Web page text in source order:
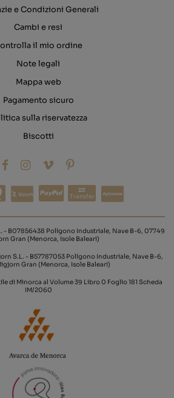
e Condizioni Generali
Cambi e resi
il mio ordine
Note legali
Mappa web
Pagamento sicuro
sulla riservatezza
Biscotti
Transfer
- B07856438 Polígono Industriale, Nave B-6, 07749
Gran (Menorca, Isole Baleari)
S.L. - B57787053 Polígono Industriale, Nave B-6,
Gran (Menorca, Isole Baleari)
di Minorca al Volume 39 Libro 0 Foglio 181 Scheda
IM/2060